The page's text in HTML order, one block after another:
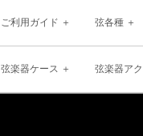
ご利用ガイド 弦各種
弦楽器ケース 弦楽器ア